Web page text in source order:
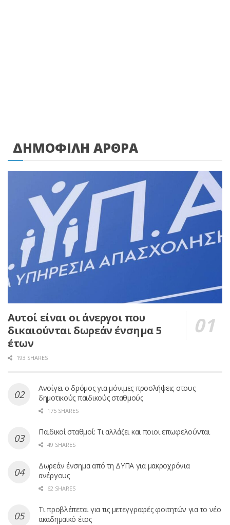
ΔΗΜΟΦΙΛΗ ΑΡΘΡΑ
Αυτοί είναι οι άνεργοι που
δικαιούνται δωρεάν ένσημα 5
έτων
193 SHARES
Ανοίγει ο δρόμος για μόνιμες προσλήψεις στους
δημοτικούς παιδικούς σταθμούς
175 SHARES
Παιδικοί σταθμοί: Τι αλλάζει και ποιοι επωφελούνται
49 SHARES
Δωρεάν ένσημα από τη ΔΥΠΑ για μακροχρόνια
ανέργους
62 SHARES
Τι προβλέπεται για τις μετεγγραφές φοιτητών για το νέο
ακαδημαϊκό έτος